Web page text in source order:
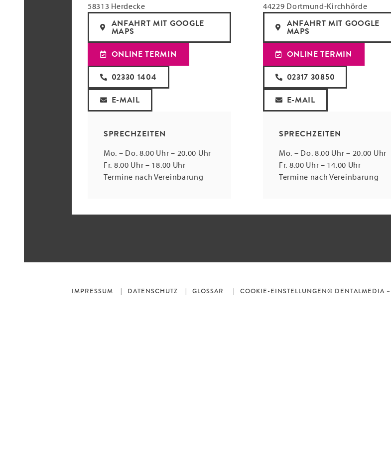
58313 Herdecke
ANFAHRT MIT GOOGLE
MAPS
ONLINE TERMIN
02330 1404
E-MAIL
SPRECHZEITEN
Mo. – Do. 8.00 Uhr – 20.00 Uhr
Fr. 8.00 Uhr – 18.00 Uhr
Termine nach Vereinbarung
44229 Dortmund-Kirchhörde
ANFAHRT MIT GOOGLE
MAPS
ONLINE TERMIN
02317 30850
E-MAIL
SPRECHZEITEN
Mo. – Do. 8.00 Uhr – 20.00 Uhr
Fr. 8.00 Uhr – 14.00 Uhr
Termine nach Vereinbarung
IMPRESSUM DATENSCHUTZ GLOSSAR COOKIE-EINSTELLUNGEN© DENTALMEDIA